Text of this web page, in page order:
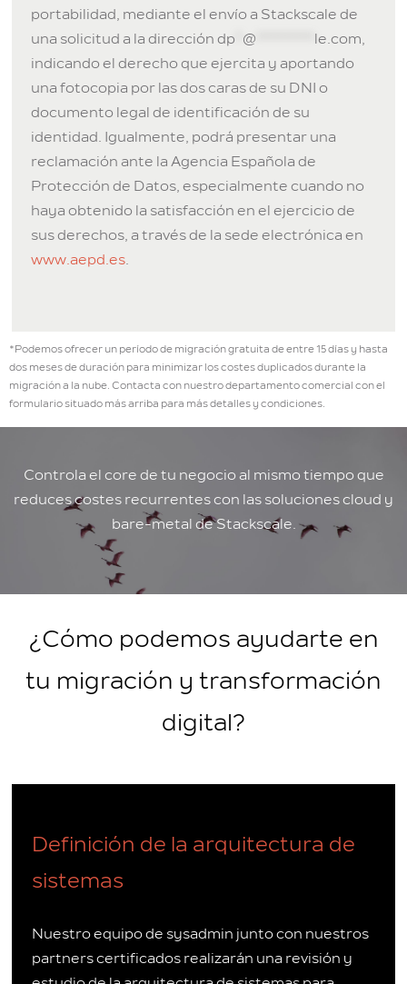
portabilidad, mediante el envío a Stackscale de
una solicitud a la direccióndp @ le.com,
indicando el derecho que ejercita y aportando
una fotocopia por las dos caras de su DNI o
documento legal de identificación de su
identidad. Igualmente, podrá presentar una
reclamación ante la Agencia Española de
Protección de Datos, especialmente cuando no
haya obtenido la satisfacción en el ejercicio de
sus derechos, a través de la sede electrónica en
www.aepd.es.
*Podemos ofrecer un período de migración gratuita de entre 15 días y hasta
dos meses de duración para minimizar los costes duplicados durante la
migración a la nube. Contacta con nuestro departamento comercial con el
formulario situado más arriba para más detalles y condiciones.
Controla el core de tu negocio al mismo tiempo que
reduces costes recurrentes con las soluciones cloud y
bare-metal de Stackscale.
¿Cómo podemos ayudarte en
tu migración y transformación
digital?
Definición de la arquitectura de
sistemas
Nuestro equipo de sysadmin junto con nuestros
partners certificados realizarán una revisión y